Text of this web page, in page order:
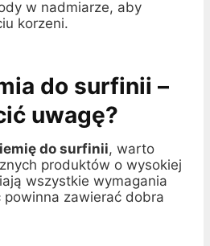
w nadmiarze, aby
korzeni.
do surfinii –
uwagę?
do surfinii, warto
produktów o wysokiej
wszystkie wymagania
zawierać dobra